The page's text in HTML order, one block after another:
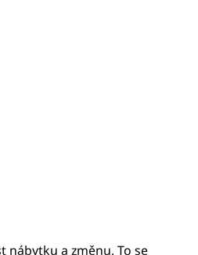
nábytku a změnu. To se